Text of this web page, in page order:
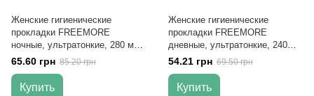
Женские гигиенические
прокладки FREEMORE
ночные, ультратонкие, 280 мм,
8 шт.
65.60 грн 85.20 грн
Купить
Женские гигиенические
прокладки FREEMORE
дневные, ультратонкие, 240
мм, 8 шт.
54.21 грн 69.50 грн
Купить